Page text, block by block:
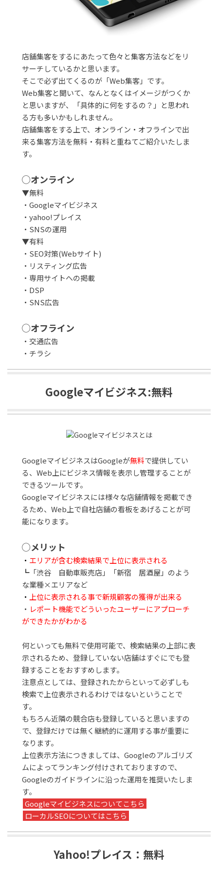
店舗集客をするにあたって色々と集客方法などをリ
サーチしているかと思います。
そこで必ず出てくるのが「Web集客」です。
Web集客と聞いて、なんとなくはイメージがつくか
と思いますが、「具体的に何をするの？」と思われ
る方も多いかもしれません。
店舗集客をする上で、オンライン・オフラインで出
来る集客方法を無料・有料と重ねてご紹介いたしま
す。
◯オンライン
▼無料
・Googleマイビジネス
・yahoo!プレイス
・SNSの運用
▼有料
・SEO対策(Webサイト)
・リスティング広告
・専用サイトへの掲載
・DSP
・SNS広告
◯オフライン
・交通広告
・チラシ
Googleマイビジネス:無料
GoogleマイビジネスはGoogleが無料で提供してい
る、Web上にビジネス情報を表示し管理することが
できるツールです。
Googleマイビジネスには様々な店舗情報を掲載でき
るため、Web上で自社店舗の看板をあげることが可
能になります。
◯メリット
・ エリアが含む検索結果で上位に表示される
┗「渋谷 自動車販売店」「新宿 居酒屋」のよう
な業種×エリアなど
・ 上位に表示される事で新規顧客の獲得が出来る
・ レポート機能でどういったユーザーにアプローチ
ができたかがわかる
何といっても無料で使用可能で、検索結果の上部に表
示されるため、登録していない店舗はすぐにでも登
録することをおすすめします。
注意点としては、登録されたからといって必ずしも
検索で上位表示されるわけではないということで
す。
もちろん近隣の競合店も登録していると思いますの
で、登録だけでは無く継続的に運用する事が重要に
なります。
上位表示方法につきましては、Googleのアルゴリズ
ムによってランキング付けされておりますので、
Googleのガイドラインに沿った運用を推奨いたしま
す。
Googleマイビジネスについてこちら
ローカルSEOについてはこちら
Yahoo!プレイス：無料